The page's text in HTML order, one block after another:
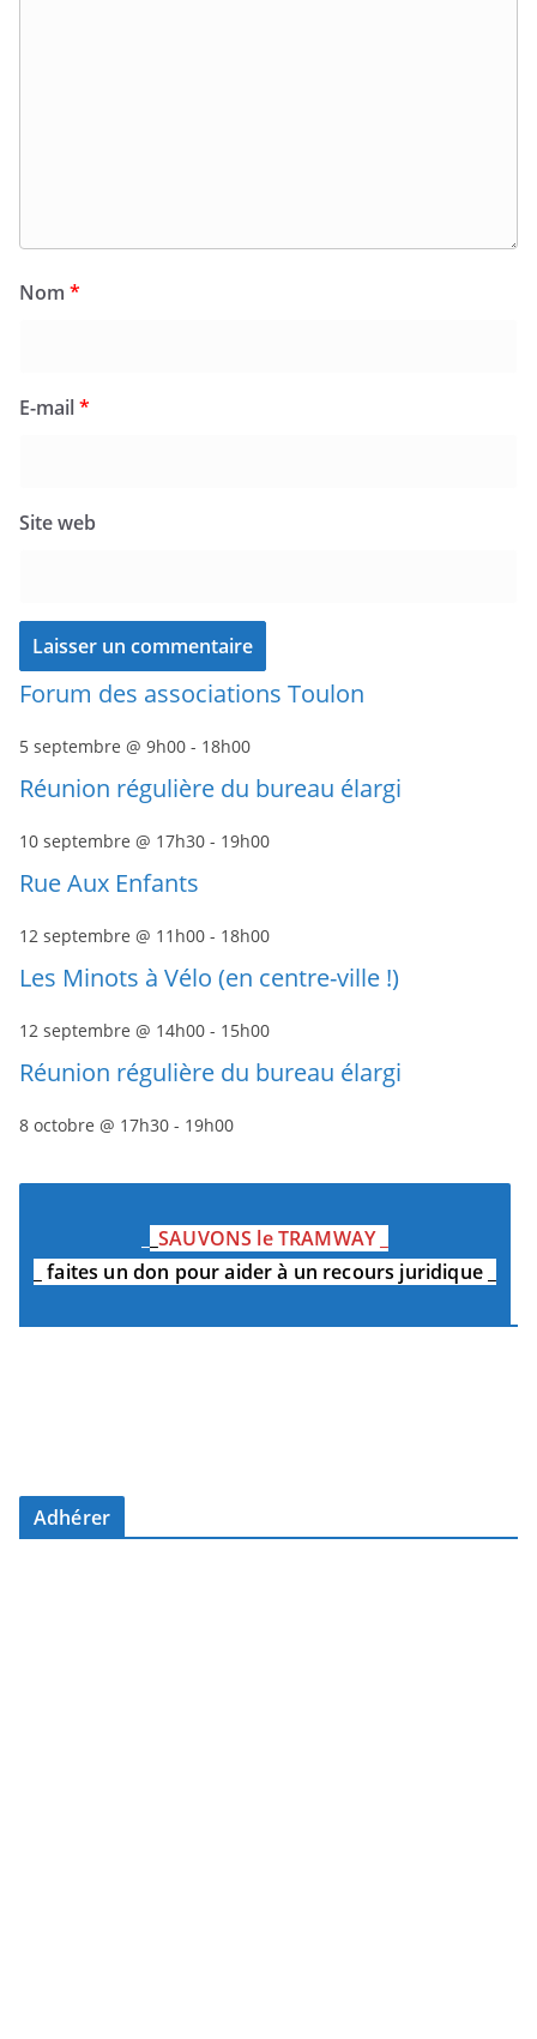
Nom *
E-mail*
Site web
Forum des associations Toulon
5 septembre @ 9h00 - 18h00
Réunion régulière du bureau élargi
10 septembre @ 17h30 - 19h00
Rue Aux Enfants
12 septembre @ 11h00 - 18h00
Les Minots à Vélo (en centre-ville !)
12 septembre @ 14h00 - 15h00
Réunion régulière du bureau élargi
8 octobre @ 17h30 - 19h00
_SAUVONS le TRAMWAY_
_faites un don pour aider à un recours juridique_
Adhérer